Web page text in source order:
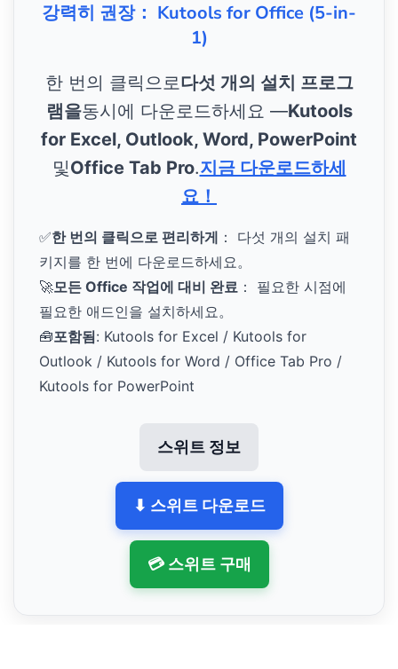
강력히 권장： Kutools for Office (5-in-
1)
한 번의 클릭으로다섯 개의 설치 프로그
램을동시에 다운로드하세요 —Kutools
for Excel, Outlook, Word, PowerPoint
및Office Tab Pro.지금 다운로드하세
요！
✅한 번의 클릭으로 편리하게 ： 다섯 개의 설치 패
키지를 한 번에 다운로드하세요。
🚀모든 Office 작업에 대비 완료 ： 필요한 시점에
필요한 애드인을 설치하세요。
🧰포함됨: Kutools for Excel / Kutools for
Outlook / Kutools for Word / Office Tab Pro /
Kutools for PowerPoint
스위트 정보
⬇ 스위트 다운로드
💳 스위트 구매